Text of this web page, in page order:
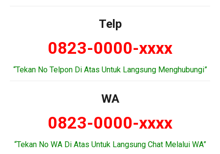
Telp
0823-0000-xxxx
“Tekan No Telpon Di Atas Untuk Langsung Menghubungi”
WA
0823-0000-xxxx
“Tekan No WA Di Atas Untuk Langsung Chat Melalui WA”